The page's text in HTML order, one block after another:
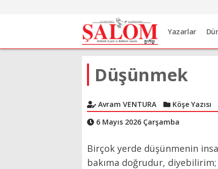
Yazarlar
Düşünmek
Avram VENTURA
Köşe Yazısı
6 Mayıs 2026 Çarşamba
Birçok yerde düşünmenin
bakıma doğrudur,